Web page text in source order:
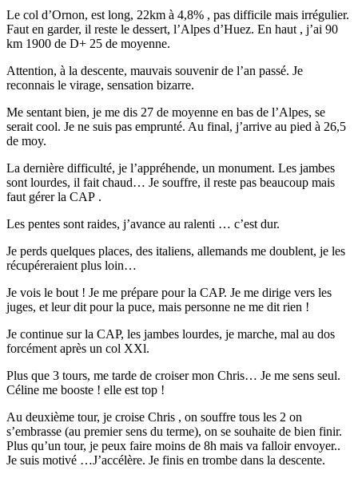
Le col d’Ornon, est long, 22km à 4,8% , pas difficile mais irrégulier.
Faut en garder, il reste le dessert, l’Alpes d’Huez. En haut , j’ai 90
km 1900 de D+ 25 de moyenne.
Attention, à la descente, mauvais souvenir de l’an passé. Je
reconnais le virage, sensation bizarre.
Me sentant bien, je me dis 27 de moyenne en bas de l’Alpes, se
serait cool. Je ne suis pas emprunté. Au final, j’arrive au pied à 26,5
de moy.
La dernière difficulté, je l’appréhende, un monument. Les jambes
sont lourdes, il fait chaud… Je souffre, il reste pas beaucoup mais
faut gérer la CAP .
Les pentes sont raides, j’avance au ralenti … c’est dur.
Je perds quelques places, des italiens, allemands me doublent, je les
récupéreraient plus loin…
Je vois le bout ! Je me prépare pour la CAP. Je me dirige vers les
juges, et leur dit pour la puce, mais personne ne me dit rien !
Je continue sur la CAP, les jambes lourdes, je marche, mal au dos
forcément après un col XXl.
Plus que 3 tours, me tarde de croiser mon Chris… Je me sens seul.
Céline me booste ! elle est top !
Au deuxième tour, je croise Chris , on souffre tous les 2 on
s’embrasse (au premier sens du terme), on se souhaite de bien finir.
Plus qu’un tour, je peux faire moins de 8h mais va falloir envoyer..
Je suis motivé …J’accélère. Je finis en trombe dans la descente.